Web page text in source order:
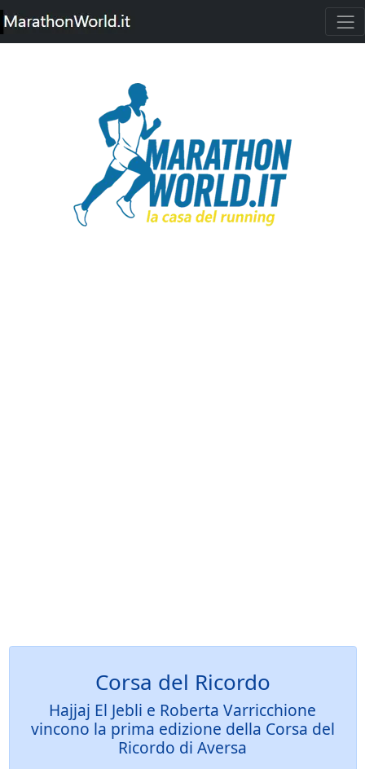
Corsa del Ricordo
Hajjaj El Jebli e Roberta Varricchione
vincono la prima edizione della Corsa del
Ricordo di Aversa